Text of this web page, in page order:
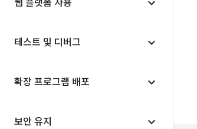
웹 플랫폼 사용
테스트 및 디버그
확장 프로그램 배포
보안 유지